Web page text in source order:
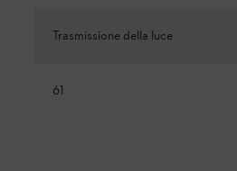
Trasmissione della luce
61